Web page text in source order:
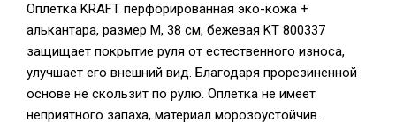
Оплетка KRAFT перфорированная эко-кожа +
алькантара, размер M, 38 см, бежевая KT 800337
защищает покрытие руля от естественного износа,
улучшает его внешний вид. Благодаря прорезиненной
основе не скользит по рулю. Оплетка не имеет
неприятного запаха, материал морозоустойчив.